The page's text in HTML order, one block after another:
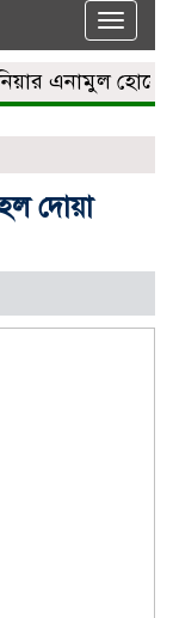
Toggle
এনামুল হোসেনকে
দোয়া